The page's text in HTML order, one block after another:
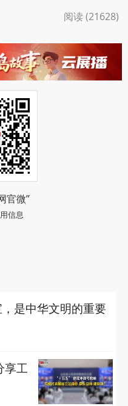
阅读 (21628)
官微”
信息
是中华文明的重要
享工